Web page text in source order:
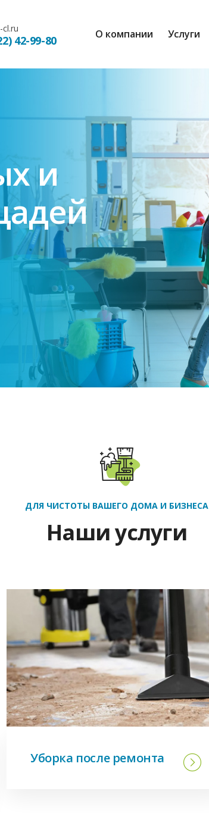
cl.ru
42-99-80 О компании Услуги
и
ДЛЯ ЧИСТОТЫ ВАШЕГО ДОМА И БИЗНЕСА
Наши услуги
Уборка после ремонта